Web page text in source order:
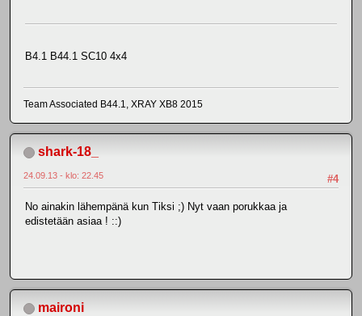
B4.1 B44.1 SC10 4x4
Team Associated B44.1, XRAY XB8 2015
shark-18_
#4
24.09.13 - klo: 22.45
No ainakin lähempänä kun Tiksi ;) Nyt vaan porukkaa ja
edistetään asiaa ! ::)
maironi